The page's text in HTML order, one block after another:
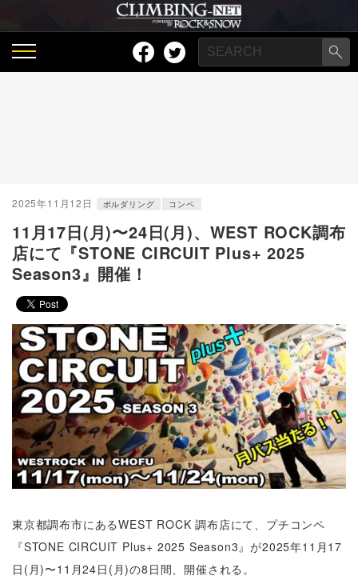
2025年11月12日 ボルダリング コンペ
11月17日(月)〜24日(月)、WEST ROCK調布
店にて『STONE CIRCUIT Plus+ 2025
Season3』開催！
東京都調布市にあるWEST ROCK 調布店にて、プチコンペ
『STONE CIRCUIT Plus+ 2025 Season3』が2025年11月17
日(月)〜11月24日(月)の8日間、開催される。